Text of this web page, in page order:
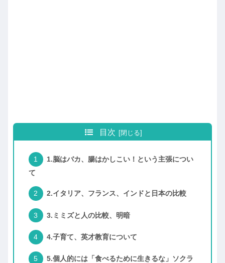
目次
1.脳はバカ、腸はかしこい！という主張につい
て
2.イタリア、フランス、インドと日本の比較
3.ミミズと人の比較、明暗
4.子育て、英才教育について
5.個人的には「食べるために生きるな」ソクラ